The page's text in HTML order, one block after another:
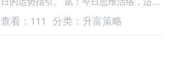
梳理近期待办事项。和好友小聚喝杯热
饮，轻松氛围里....
查看： 111 分类： 升富策略